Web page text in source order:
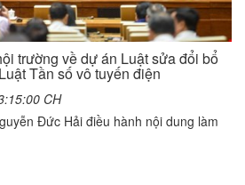
trường về dự án Luật sửa đổi bổ
Tần số vô tuyến điện
CH
Đức Hải điều hành nội dung làm